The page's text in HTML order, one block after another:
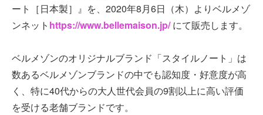
ート［日本製］』を、2020年8月6日（木）よりベルメゾ
ンネット https://www.bellemaison.jp/にて販売します。
ベルメゾンのオリジナルブランド「スタイルノート」は
数あるベルメゾンブランドの中でも認知度・好意度が高
く、特に40代からの大人世代会員の9割以上に高い評価
を受ける老舗ブランドです。